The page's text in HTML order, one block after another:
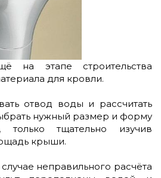
на этапе строительства
для кровли.
отвод воды и рассчитать
нужный размер и форму
только тщательно изучив
крыши.
неправильного расчёта